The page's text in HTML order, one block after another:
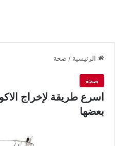
الرئيسية / صحة
صحة
اسرع طريقة لإخراج
بعضها